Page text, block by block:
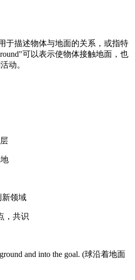
于描述物体与地面的关系，或指特
可以表示使物体接触地面，也
动。
新领域
，共识
and into the goal. (球沿着地面